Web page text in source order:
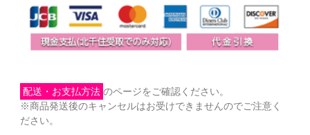
配送・お支払方法 のページをご確認ください。
※商品発送後のキャンセルはお受けできませんのでご注意く
ださい。